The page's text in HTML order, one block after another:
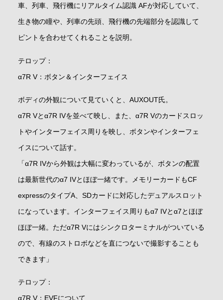
車、列車、飛行機にリアルタイム認識 AFが対応していて、
生き物の瞳や、列車の先頭、飛行機の先端部分を認識して
ピントを合わせてくれることを説明。
テロップ：
α7R V：ボタン＆インターフェイス
ボディの外観について見ていくと、AUXOUT氏。
α7R Vとα7R IVを並べて映し、また、α7R Vのカードスロッ
トやインターフェイス周りを映し、ボタンやインターフェ
イスについて話す。
「α7R IVから外観は大幅に変わっているが、ボタンの配置
は最新世代のα7 IVとほぼ一緒です。メモリーカードもCF
expressのタイプA、SDカードに対応したデュアルスロット
になっています。インターフェイス周りもα7 IVとα7とほぼ
ほぼ一緒。ただα7R Vにはシンクロターミナルがついている
ので、有線のストロボなどを直につないで撮影することも
できます」
テロップ：
α7R V：EVFについて